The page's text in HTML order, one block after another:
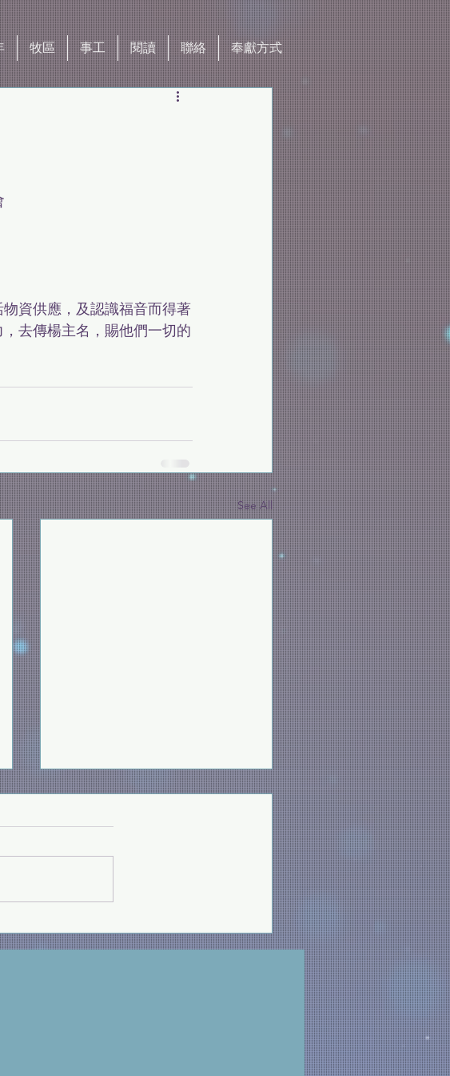
牧區 事工 閱讀 聯絡 奉獻方式
資供應，及認識福音而得著
去傳楊主名，賜他們一切的
See All
為美伊戰爭代禱
求主保守伊朗人民，在經歷嚴厲鎮